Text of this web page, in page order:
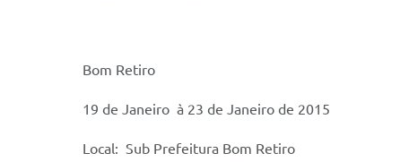
Bom Retiro
19 de Janeiro à 23 de Janeiro de 2015
Local: Sub Prefeitura Bom Retiro